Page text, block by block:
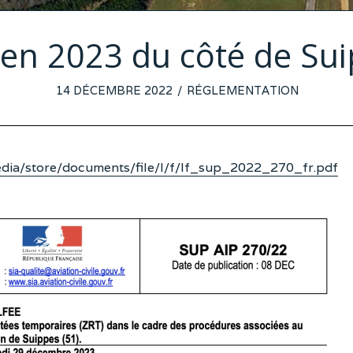
2023 du côté de
POSTED
14 DÉCEMBRE 2022 8
2022
RÉGLEMENTATION
store/documents/file/l/f/lf_sup_2022_270_fr.pdf